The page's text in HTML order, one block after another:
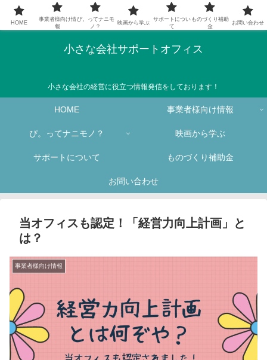
小さな会社サポートオフィス
小さな会社の経営に役立つ情報発信をしております！
HOME 事業者様向け情報
ぴ。ってナニモノ？ 映画から学ぶ
サポートについて ものづくり補助金
お問い合わせ
当オフィスも認定！「経営力向上計画」と
は？
事業者様向け情報
HOME
事業者様向け情
報
ぴ。ってナニモ
ノ？
映画から学ぶ
サポートについ
て
ものづくり補助
金
お問い合わせ